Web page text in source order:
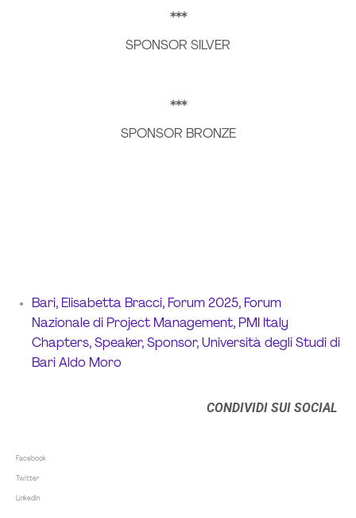
***
SPONSOR SILVER
***
SPONSOR BRONZE
Bari, Elisabetta Bracci, Forum 2025, Forum
Nazionale di Project Management, PMI Italy
Chapters, Speaker, Sponsor, Università degli Studi di
Bari Aldo Moro
CONDIVIDI SUI SOCIAL
Facebook
Twitter
LinkedIn